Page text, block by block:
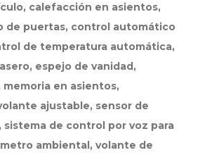
calefacción en asientos,
de puertas, control automático
de temperatura automática,
espejo de vanidad,
en asientos,
ajustable, sensor de
de control por voz para
ambiental, volante de